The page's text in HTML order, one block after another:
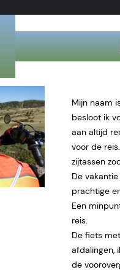
Mijn naam
besloot ik
aan altijd
voor de
zijtassen
De
prachtige
Een
reis.
De fiets
afdalingen,
de